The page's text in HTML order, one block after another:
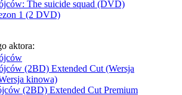
The suicide squad (DVD)
1 (2 DVD)
aktora:
(2BD) Extended Cut (Wersja
kinowa)
(2BD) Extended Cut Premium